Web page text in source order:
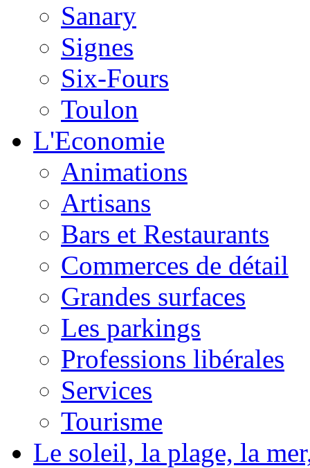
Sanary
Signes
Six-Fours
Toulon
L'Economie
Animations
Artisans
Bars et Restaurants
Commerces de détail
Grandes surfaces
Les parkings
Professions libérales
Services
Tourisme
Le soleil, la plage, la